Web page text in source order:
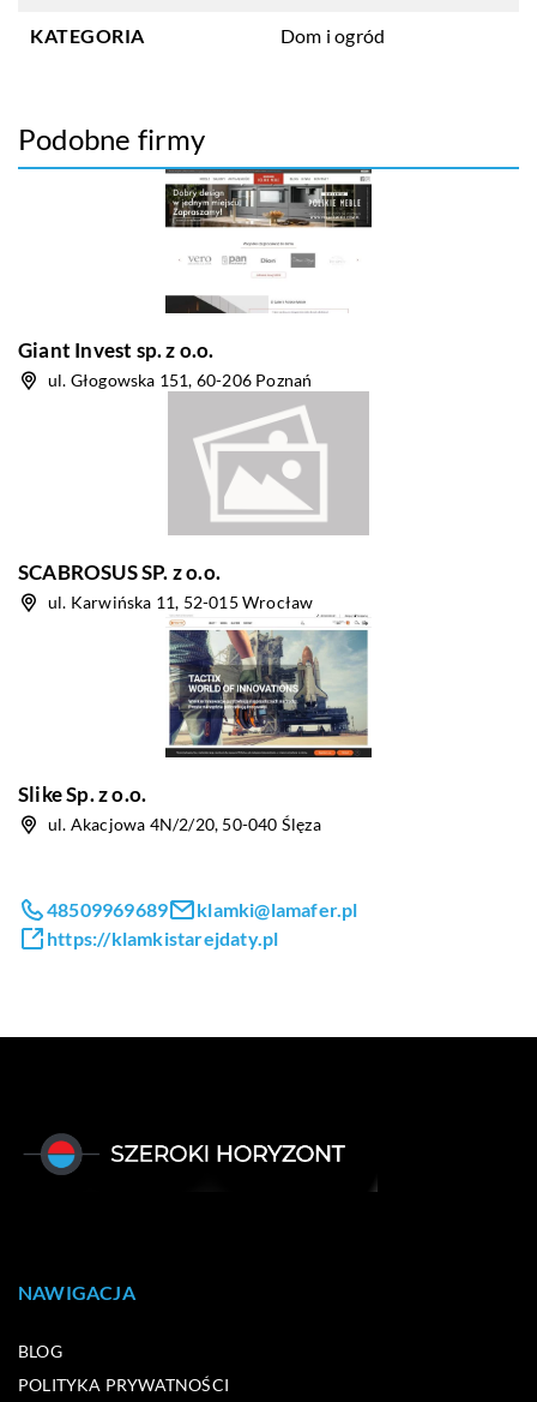
KATEGORIA Dom i ogród
Podobne firmy
Giant Invest sp. z o.o.
ul. Głogowska 151, 60-206 Poznań
SCABROSUS SP. z o.o.
ul. Karwińska 11, 52-015 Wrocław
Slike Sp. z o.o.
ul. Akacjowa 4N/2/20, 50-040 Ślęza
48509969689
klamki@lamafer.pl
https://klamkistarejdaty.pl
NAWIGACJA
BLOG
POLITYKA PRYWATNOŚCI